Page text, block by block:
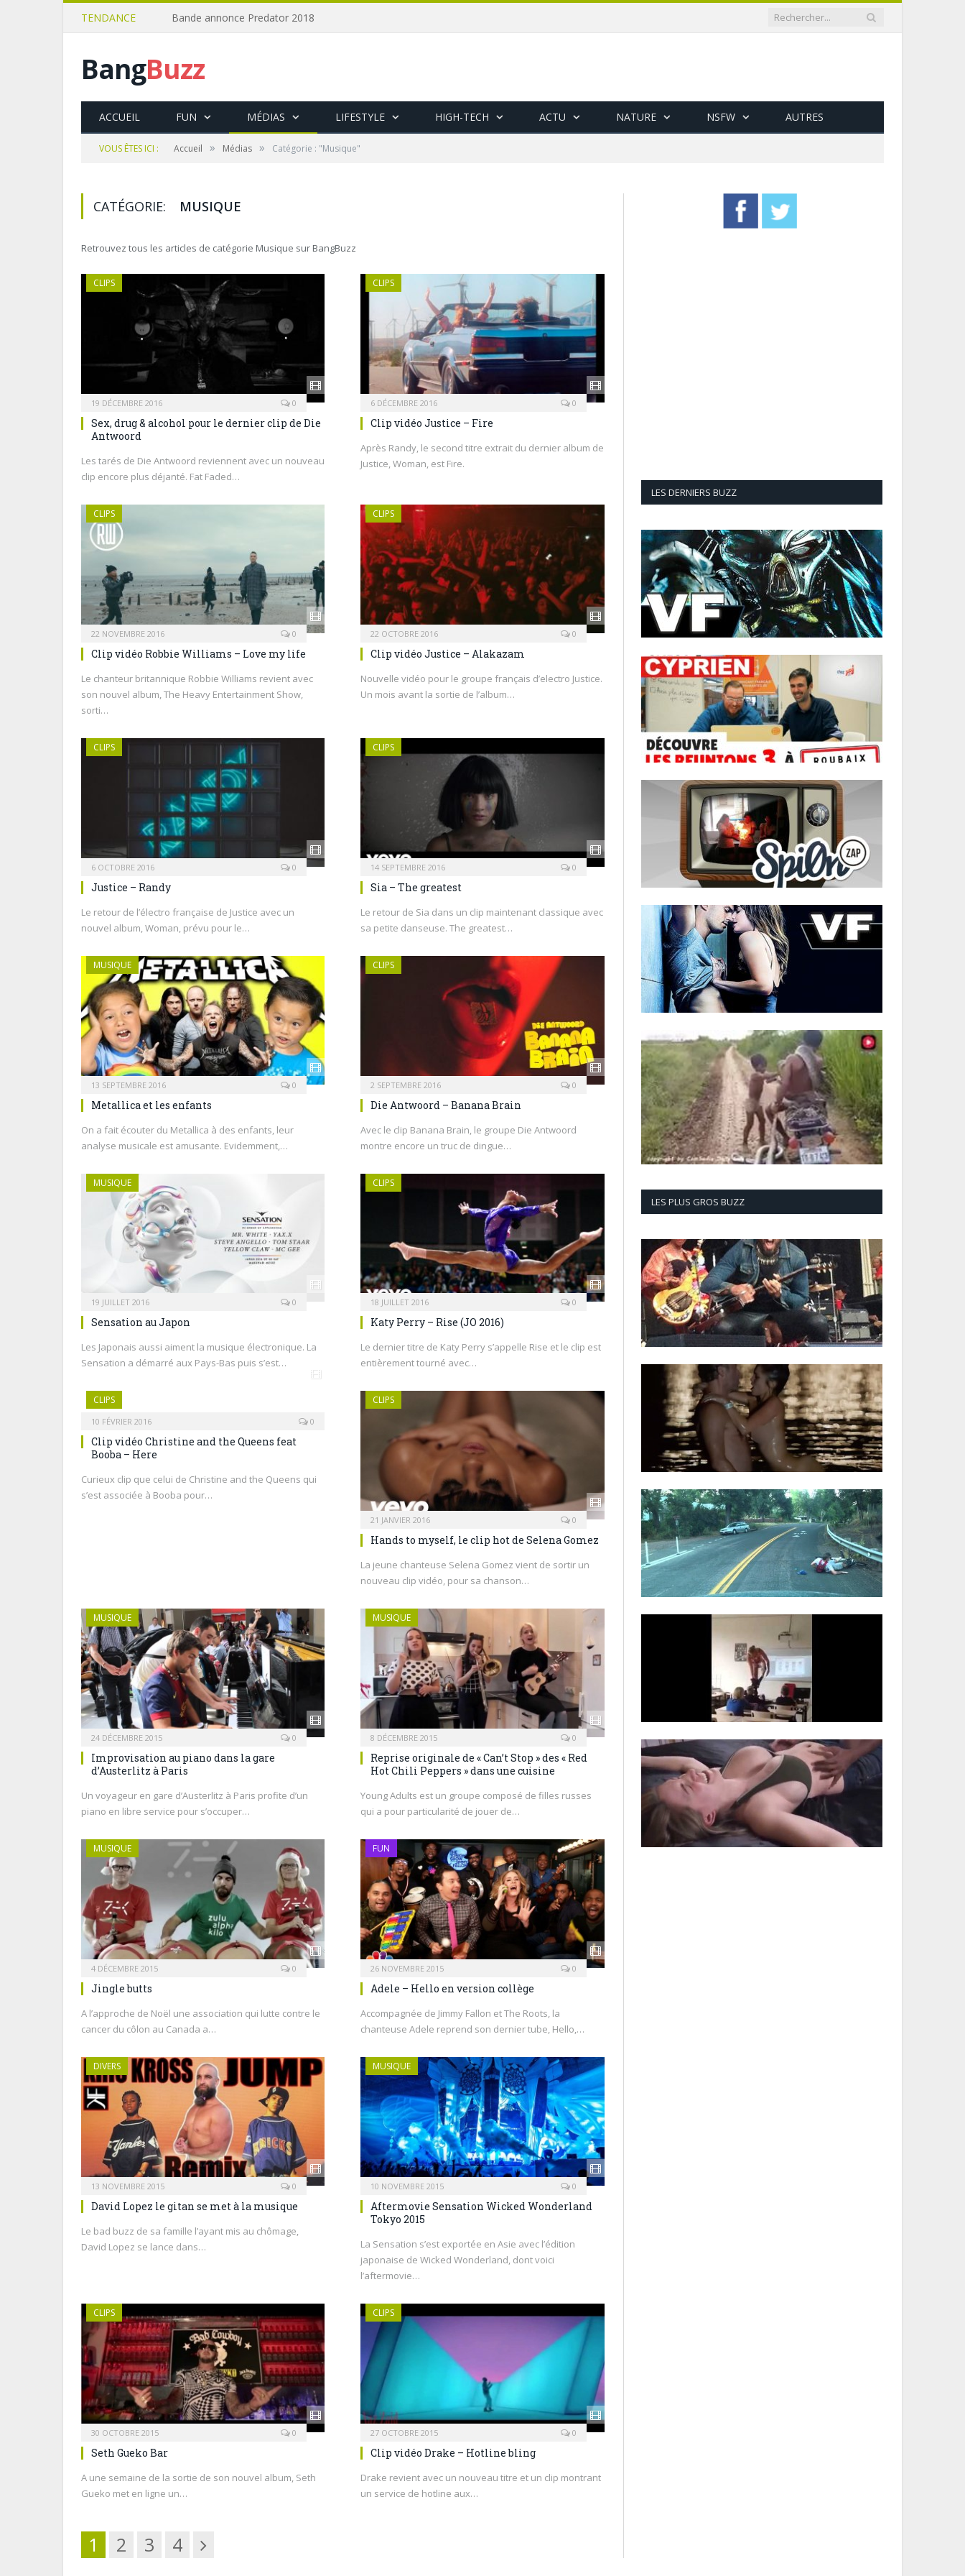
TENDANCE Bande annonce Predator 2018
BangBuzz
ACCUEIL FUN MÉDIAS LIFESTYLE HIGH-TECH ACTU NATURE NSFW AUTRES
VOUS ÊTES ICI : Accueil » Médias » Catégorie : "Musique"
CATÉGORIE: MUSIQUE
Retrouvez tous les articles de catégorie Musique sur BangBuzz
CLIPS
19 DÉCEMBRE 2016 0
Sex, drug & alcohol pour le dernier clip de Die
Antwoord
Les tarés de Die Antwoord reviennent avec un nouveau
clip encore plus déjanté. Fat Faded…
CLIPS
6 DÉCEMBRE 2016 0
Clip vidéo Justice – Fire
Après Randy, le second titre extrait du dernier album de
Justice, Woman, est Fire.
CLIPS
22 NOVEMBRE 2016 0
Clip vidéo Robbie Williams – Love my life
Le chanteur britannique Robbie Williams revient avec
son nouvel album, The Heavy Entertainment Show,
sorti…
CLIPS
22 OCTOBRE 2016 0
Clip vidéo Justice – Alakazam
Nouvelle vidéo pour le groupe français d’electro Justice.
Un mois avant la sortie de l’album…
CLIPS
6 OCTOBRE 2016 0
Justice – Randy
Le retour de l’électro française de Justice avec un
nouvel album, Woman, prévu pour le…
CLIPS
14 SEPTEMBRE 2016 0
Sia – The greatest
Le retour de Sia dans un clip maintenant classique avec
sa petite danseuse. The greatest…
MUSIQUE
13 SEPTEMBRE 2016 0
Metallica et les enfants
On a fait écouter du Metallica à des enfants, leur
analyse musicale est amusante. Evidemment,…
CLIPS
2 SEPTEMBRE 2016 0
Die Antwoord – Banana Brain
Avec le clip Banana Brain, le groupe Die Antwoord
montre encore un truc de dingue…
MUSIQUE
19 JUILLET 2016 0
Sensation au Japon
Les Japonais aussi aiment la musique électronique. La
Sensation a démarré aux Pays-Bas puis s’est…
CLIPS
18 JUILLET 2016 0
Katy Perry – Rise (JO 2016)
Le dernier titre de Katy Perry s’appelle Rise et le clip est
entièrement tourné avec…
CLIPS
10 FÉVRIER 2016 0
Clip vidéo Christine and the Queens feat
Booba – Here
Curieux clip que celui de Christine and the Queens qui
s’est associée à Booba pour…
CLIPS
21 JANVIER 2016 0
Hands to myself, le clip hot de Selena Gomez
La jeune chanteuse Selena Gomez vient de sortir un
nouveau clip vidéo, pour sa chanson…
MUSIQUE
24 DÉCEMBRE 2015 0
Improvisation au piano dans la gare
d’Austerlitz à Paris
Un voyageur en gare d’Austerlitz à Paris profite d’un
piano en libre service pour s’occuper…
MUSIQUE
8 DÉCEMBRE 2015 0
Reprise originale de « Can’t Stop » des « Red
Hot Chili Peppers » dans une cuisine
Young Adults est un groupe composé de filles russes
qui a pour particularité de jouer de…
MUSIQUE
4 DÉCEMBRE 2015 0
Jingle butts
A l’approche de Noël une association qui lutte contre le
cancer du côlon au Canada a…
FUN
26 NOVEMBRE 2015 0
Adele – Hello en version collège
Accompagnée de Jimmy Fallon et The Roots, la
chanteuse Adele reprend son dernier tube, Hello,…
DIVERS
13 NOVEMBRE 2015 0
David Lopez le gitan se met à la musique
Le bad buzz de sa famille l’ayant mis au chômage,
David Lopez se lance dans…
MUSIQUE
10 NOVEMBRE 2015 0
Aftermovie Sensation Wicked Wonderland
Tokyo 2015
La Sensation s’est exportée en Asie avec l’édition
japonaise de Wicked Wonderland, dont voici
l’aftermovie…
CLIPS
30 OCTOBRE 2015 0
Seth Gueko Bar
A une semaine de la sortie de son nouvel album, Seth
Gueko met en ligne un…
CLIPS
27 OCTOBRE 2015 0
Clip vidéo Drake – Hotline bling
Drake revient avec un nouveau titre et un clip montrant
un service de hotline aux…
1 2 3 4 Suivant
LES DERNIERS BUZZ
LES PLUS GROS BUZZ